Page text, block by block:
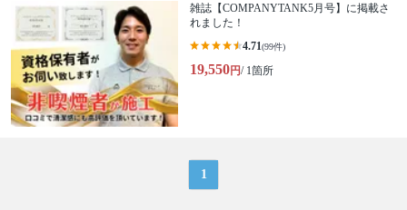
雑誌【COMPANYTANK5月号】に掲載さ
れました！
4.71(99件)
19,550円/ 1箇所
1